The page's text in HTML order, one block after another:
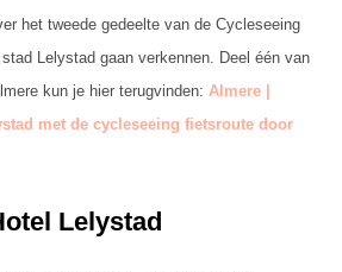
het tweede gedeelte van de Cycleseeing
Lelystad gaan verkennen. Deel één van
kun je hier terugvinden: Almere |
met de cycleseeing fietsroute door
Lelystad